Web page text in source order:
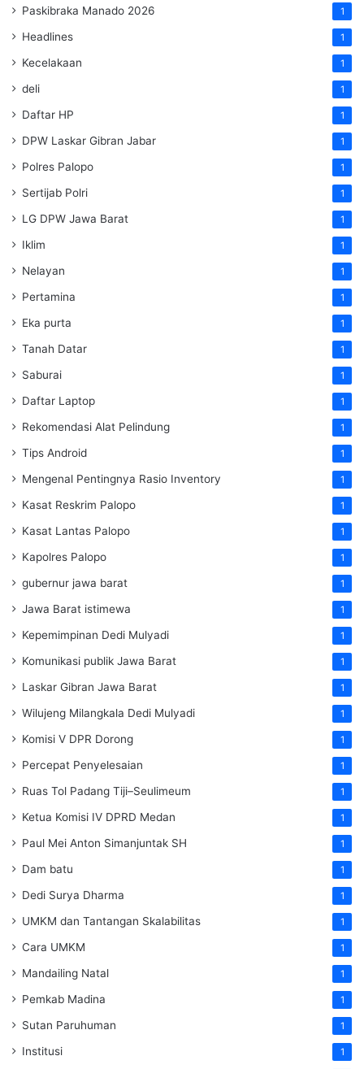
Paskibraka Manado 2026 1
Headlines 1
Kecelakaan 1
deli 1
Daftar HP 1
DPW Laskar Gibran Jabar 1
Polres Palopo 1
Sertijab Polri 1
LG DPW Jawa Barat 1
Iklim 1
Nelayan 1
Pertamina 1
Eka purta 1
Tanah Datar 1
Saburai 1
Daftar Laptop 1
Rekomendasi Alat Pelindung 1
Tips Android 1
Mengenal Pentingnya Rasio Inventory 1
Kasat Reskrim Palopo 1
Kasat Lantas Palopo 1
Kapolres Palopo 1
gubernur jawa barat 1
Jawa Barat istimewa 1
Kepemimpinan Dedi Mulyadi 1
Komunikasi publik Jawa Barat 1
Laskar Gibran Jawa Barat 1
Wilujeng Milangkala Dedi Mulyadi 1
Komisi V DPR Dorong 1
Percepat Penyelesaian 1
Ruas Tol Padang Tiji–Seulimeum 1
Ketua Komisi IV DPRD Medan 1
Paul Mei Anton Simanjuntak SH 1
Dam batu 1
Dedi Surya Dharma 1
UMKM dan Tantangan Skalabilitas 1
Cara UMKM 1
Mandailing Natal 1
Pemkab Madina 1
Sutan Paruhuman 1
Institusi 1